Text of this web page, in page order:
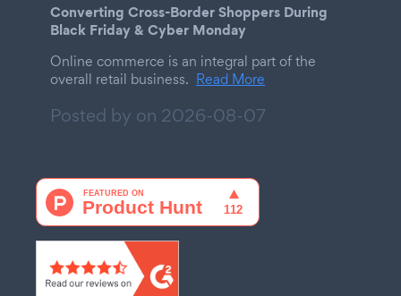
Converting Cross-Border Shoppers During
Black Friday & Cyber Monday
Online commerce is an integral part of the
overall retail business. Read More
Posted by on 2026-08-07